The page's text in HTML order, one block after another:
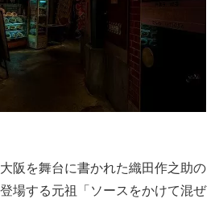
阪を舞台に書かれた織田作之助の
場する元祖「ソースをかけて混ぜ